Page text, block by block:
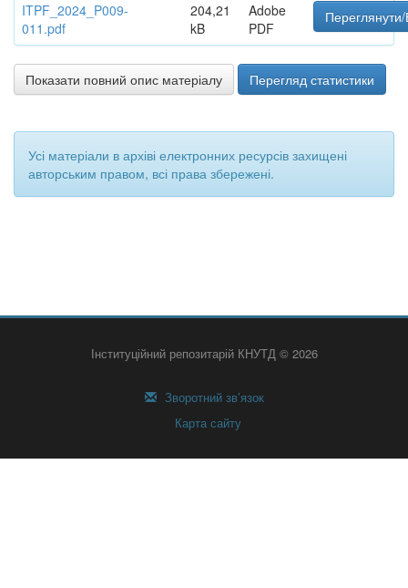
ITPF_2024_P009-
011.pdf
204,21
kB
Adobe
PDF
Переглянути/
Показати повний опис матеріалу Перегляд статистики
Усі матеріали в архіві електронних ресурсів захищені
авторським правом, всі права збережені.
Інституційний репозитарій КНУТД © 2026
Зворотний зв’язок
Карта сайту